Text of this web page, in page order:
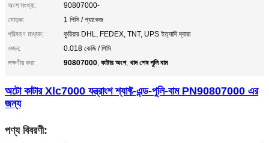
অংশ সংখ্যা:
90807000-
মোড়ক:
1 পিসি / প্যাকেজ
পরিবহণ মাধ্যম:
কুরিয়ার DHL, FEDEX, TNT, UPS ইত্যাদি দ্বারা
ওজন:
0.018 কেজি / পিসি
লক্ষণীয় করা:
90807000, কাটার অংশ, খাদ শেষ পুলি বাম
অটো কাটার Xlc7000 যন্ত্রাংশ শ্যাফ্ট-এন্ড-পুলি-বাম PN90807000 এর
জন্য
পণ্য বিবরণী: